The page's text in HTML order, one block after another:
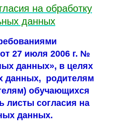
на обработку
данных
27 июля 2006 г. №
данных», в целях
данных, родителям
обучающихся
листы согласия на
данных.